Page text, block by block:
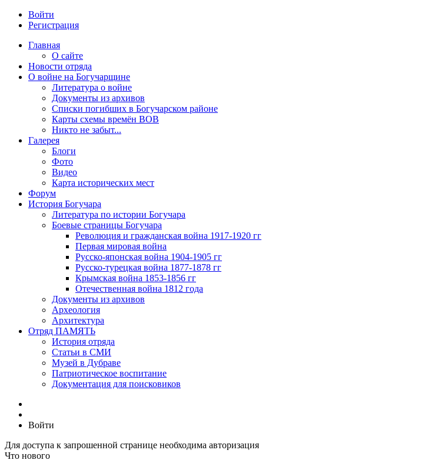
Войти
Регистрация
Главная
О сайте
Новости отряда
О войне на Богучарщине
Литература о войне
Документы из архивов
Списки погибших в Богучарском районе
Карты схемы времён ВОВ
Никто не забыт...
Галерея
Блоги
Фото
Видео
Карта исторических мест
Форум
История Богучара
Литература по истории Богучара
Боевые страницы Богучара
Революция и гражданская война 1917-1920 гг
Первая мировая война
Русско-японская война 1904-1905 гг
Русско-турецкая война 1877-1878 гг
Крымская война 1853-1856 гг
Отечественная война 1812 года
Документы из архивов
Археология
Архитектура
Отряд ПАМЯТЬ
История отряда
Статьи в СМИ
Музей в Дубраве
Патриотическое воспитание
Документация для поисковиков
Войти
Для доступа к запрошенной странице необходима авторизация
Что нового